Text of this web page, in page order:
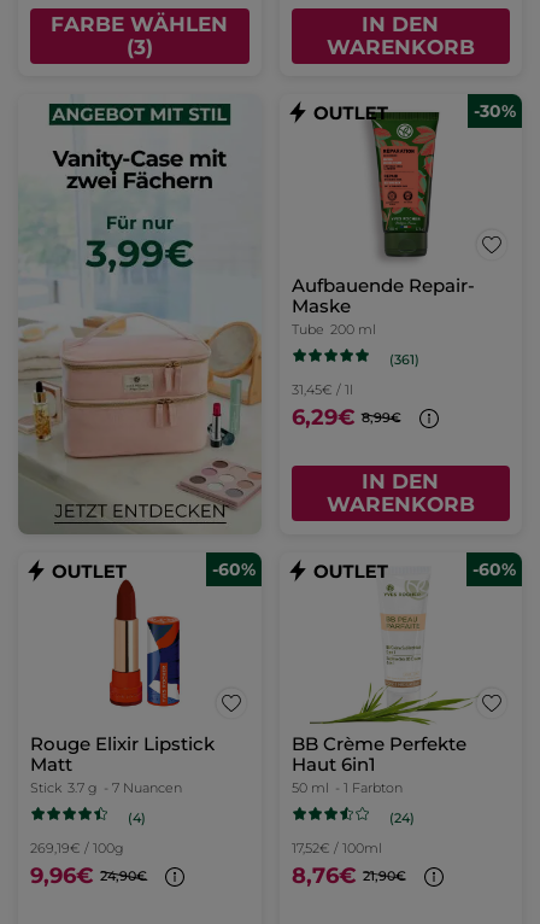
FARBE WÄHLEN
(3)
IN DEN
WARENKORB
-30%
Aufbauende Repair-
Maske
Tube 200 ml
(361)
31,45€ / 1l
6,29€ 8,99€
IN DEN
WARENKORB
-60%
Rouge Elixir Lipstick
Matt
Stick 3.7 g - 7 Nuancen
(4)
269,19€ / 100g
9,96€ 24,90€
-60%
BB Crème Perfekte
Haut 6in1
50 ml - 1 Farbton
(24)
17,52€ / 100ml
8,76€ 21,90€